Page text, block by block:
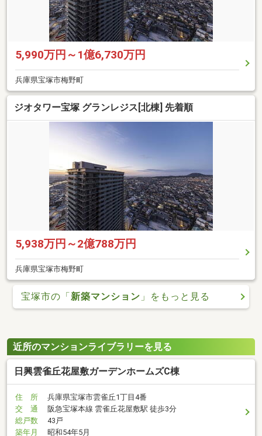
5,990万円～1億6,730万円
兵庫県宝塚市梅野町
ジオタワー宝塚 グランレジス[北棟] 先着順
5,938万円～2億788万円
兵庫県宝塚市梅野町
宝塚市の「新築マンション 」をもっと見る
近所のマンションライブラリーを見る
日興雲雀丘花屋敷ガーデンホームズC棟
住 所
兵庫県宝塚市雲雀丘1丁目4番
交 通
阪急宝塚本線 雲雀丘花屋敷駅 徒歩3分
総戸数
43戸
築年月
昭和54年5月